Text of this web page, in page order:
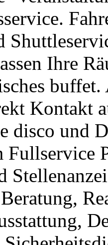
Ihre
Kontakt
disco und
Fullservice